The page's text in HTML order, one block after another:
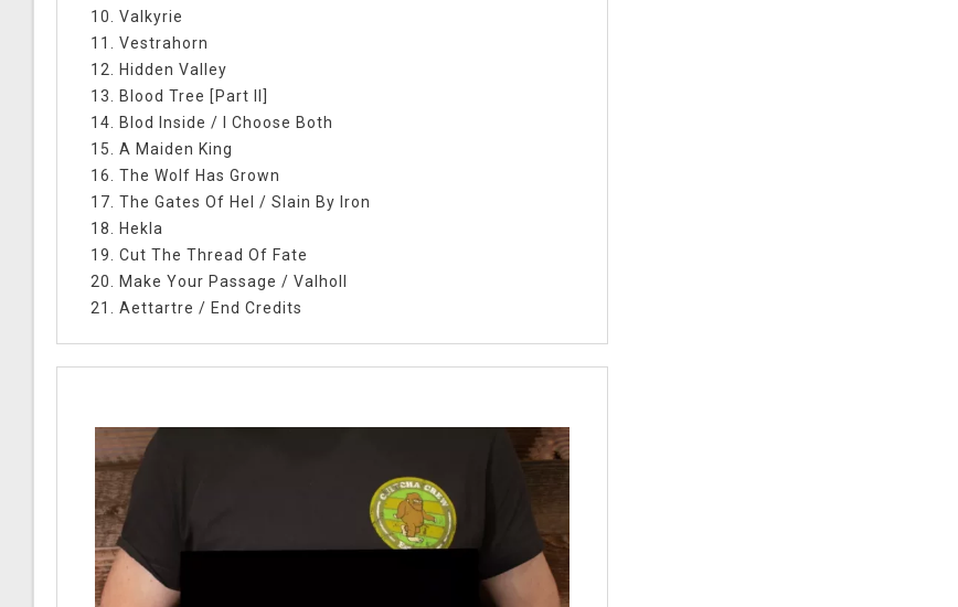
10. Valkyrie
11. Vestrahorn
12. Hidden Valley
13. Blood Tree [Part II]
14. Blod Inside / I Choose Both
15. A Maiden King
16. The Wolf Has Grown
17. The Gates Of Hel / Slain By Iron
18. Hekla
19. Cut The Thread Of Fate
20. Make Your Passage / Valholl
21. Aettartre / End Credits